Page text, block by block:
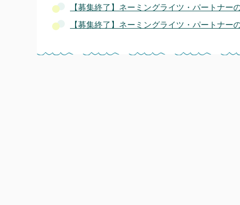
【募集終了】ネーミングライツ・パートナー
【募集終了】ネーミングライツ・パートナー